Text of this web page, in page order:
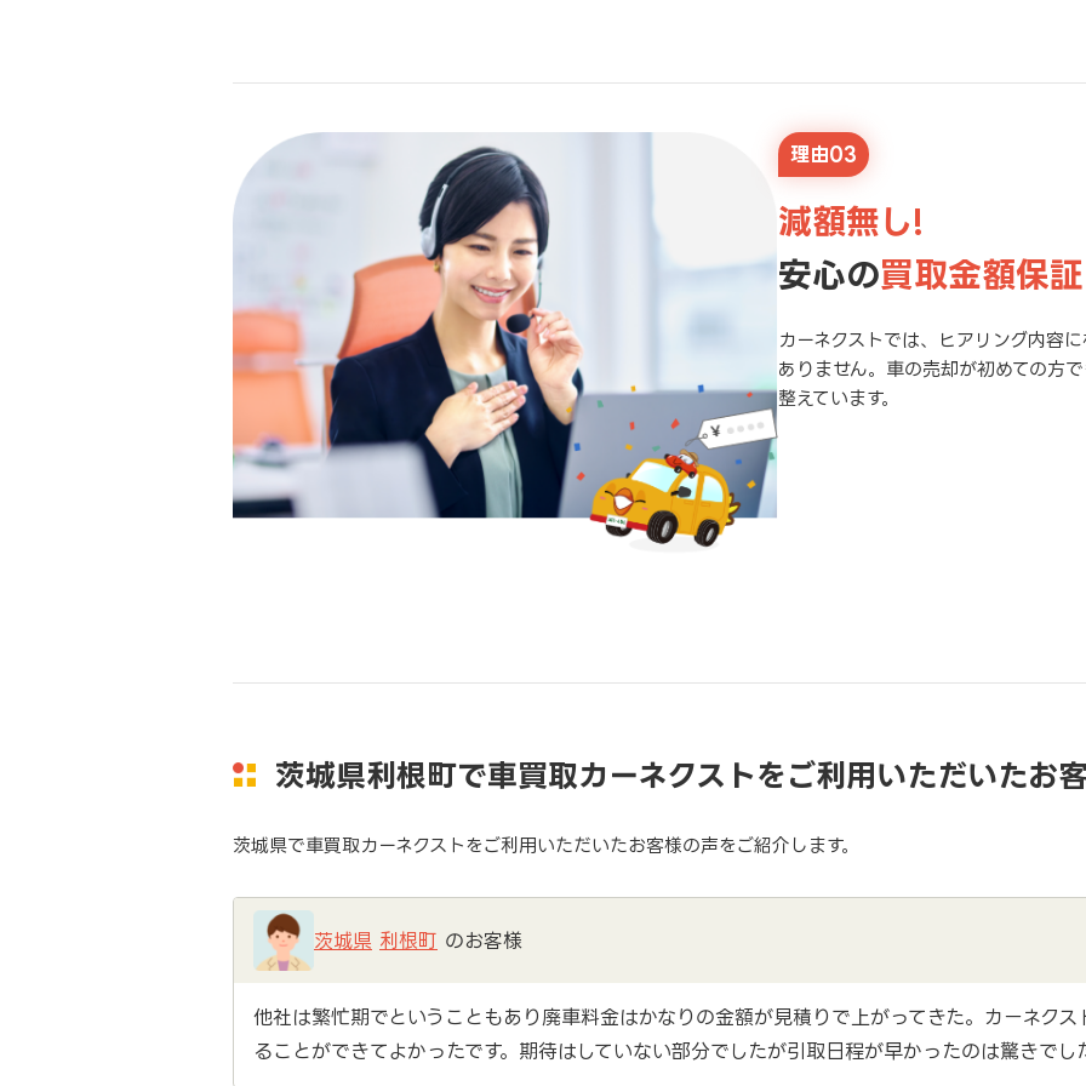
理由03
減額無し!
安心の買取金額保証
カーネクストでは、ヒアリング内容
ありません。車の売却が初めての方
整えています。
茨城県利根町で車買取カーネクストをご利用いただいたお
茨城県で車買取カーネクストをご利用いただいたお客様の声をご紹介します。
茨城県 利根町 のお客様
他社は繁忙期でということもあり廃車料金はかなりの金額が見積りで上がってきた。カーネク
ることができてよかったです。期待はしていない部分でしたが引取日程が早かったのは驚きでし